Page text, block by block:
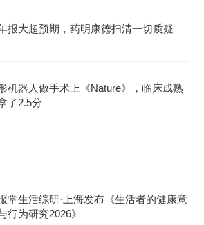
报大超预期，药明康德扫清一切质疑
机器人做手术上《Nature》，临床成熟
了2.5分
堂生活综研·上海发布《生活者的健康意
行为研究2026》